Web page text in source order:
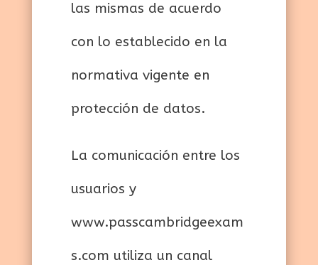
las mismas de acuerdo
con lo establecido en la
normativa vigente en
protección de datos.
La comunicación entre los
usuarios y
www.passcambridgeexam
s.com utiliza un canal